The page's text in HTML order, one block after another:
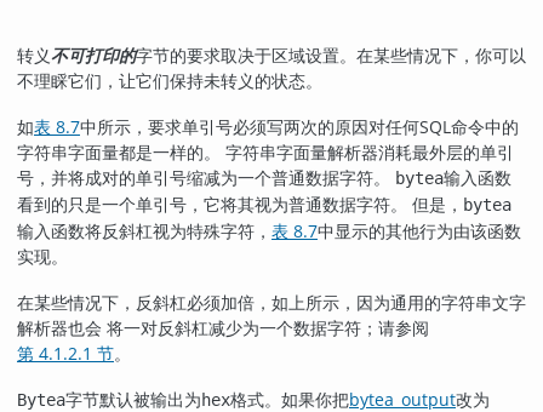
转义不可打印的字节的要求取决于区域设置。在某些情况下，你可以
不理睬它们，让它们保持未转义的状态。
如表 8.7中所示，要求单引号必须写两次的原因对任何SQL命令中的
字符串字面量都是一样的。 字符串字面量解析器消耗最外层的单引
号，并将成对的单引号缩减为一个普通数据字符。
bytea输入函数
看到的只是一个单引号，它将其视为普通数据字符。 但是， bytea
输入函数将反斜杠视为特殊字符， 表 8.7中显示的其他行为由该函数
实现。
在某些情况下，反斜杠必须加倍，如上所示，因为通用的字符串文字
解析器也会 将一对反斜杠减少为一个数据字符；请参阅
第 4.1.2.1 节。
Bytea字节默认被输出为hex格式。如果你把bytea_output改为